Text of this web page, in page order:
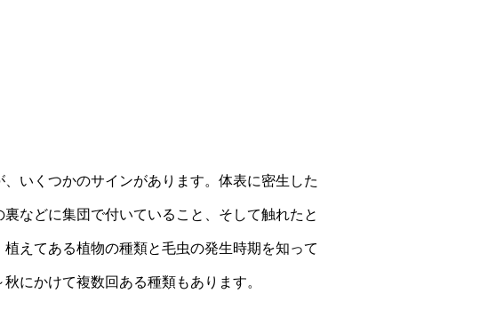
いくつかのサインがあります。体表に密生した
などに集団で付いていること、そして触れたと
えてある植物の種類と毛虫の発生時期を知って
にかけて複数回ある種類もあります。